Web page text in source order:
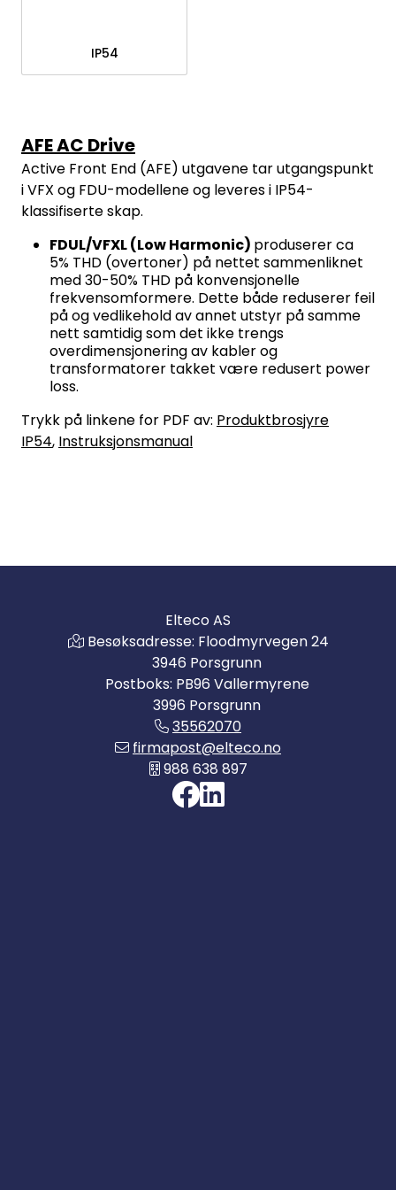
IP54
AFE AC Drive
Active Front End (AFE) utgavene tar utgangspunkt
i VFX og FDU-modellene og leveres i IP54-
klassifiserte skap.
FDUL/VFXL (Low Harmonic) produserer ca
5% THD (overtoner) på nettet sammenliknet
med 30-50% THD på konvensjonelle
frekvensomformere. Dette både reduserer feil
på og vedlikehold av annet utstyr på samme
nett samtidig som det ikke trengs
overdimensjonering av kabler og
transformatorer takket være redusert power
loss.
Trykk på linkene for PDF av: Produktbrosjyre
IP54, Instruksjonsmanual
Elteco AS
Besøksadresse: Floodmyrvegen 24
3946 Porsgrunn
Postboks: PB96 Vallermyrene
3996 Porsgrunn
35562070
firmapost@elteco.no
988 638 897